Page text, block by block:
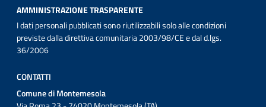
AMMINISTRAZIONE TRASPARENTE
I dati personali pubblicati sono riutilizzabili solo alle condizioni
previste dalla direttiva comunitaria 2003/98/CE e dal d.lgs.
36/2006
CONTATTI
Comune di Montemesola